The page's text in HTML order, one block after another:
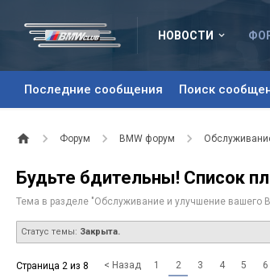
НОВОСТИ
Последние сообщения Поиск
Форум BMW форум
Будьте бдительны! Список
Тема в разделе "Обслуживание и улучшение вашего
Статус темы: Закрыта.
Страница 2 из 8 < Назад 1 2 3 4 5 6